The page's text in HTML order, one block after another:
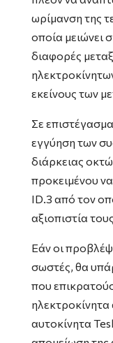
ωρίμανση της
οποία μειώνει
διαφορές
εκείνους των
Σε
εγγύηση των
διάρκειας
προκειμένου
ID.3 από τον
αξιοπιστία τους.
Εάν οι
σωστές, θα
που
ηλεκτροκίνητα
αυτοκίνητα